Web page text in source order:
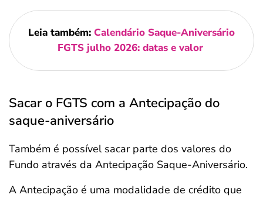
Leia também: Calendário Saque-Aniversário
FGTS julho 2026: datas e valor
Sacar o FGTS com a Antecipação do
saque-aniversário
Também é possível sacar parte dos valores do
Fundo através da Antecipação Saque-Aniversário.
A Antecipação é uma modalidade de crédito que